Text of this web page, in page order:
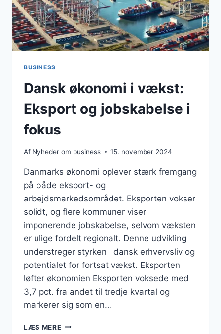
BUSINESS
Dansk økonomi i vækst:
Eksport og jobskabelse i
fokus
Af Nyheder om business 15. november 2024
Danmarks økonomi oplever stærk fremgang
på både eksport- og
arbejdsmarkedsområdet. Eksporten vokser
solidt, og flere kommuner viser
imponerende jobskabelse, selvom væksten
er ulige fordelt regionalt. Denne udvikling
understreger styrken i dansk erhvervsliv og
potentialet for fortsat vækst. Eksporten
løfter økonomien Eksporten voksede med
3,7 pct. fra andet til tredje kvartal og
markerer sig som en…
LÆS MEREDANSK